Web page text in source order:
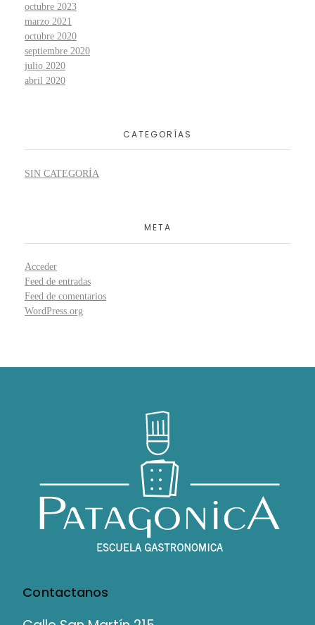
octubre 2023
marzo 2021
octubre 2020
septiembre 2020
julio 2020
abril 2020
CATEGORÍAS
SIN CATEGORÍA
META
Acceder
Feed de entradas
Feed de comentarios
WordPress.org
Contactanos